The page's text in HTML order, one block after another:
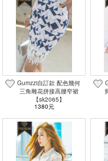
Gumzzi自訂款 配色幾何
三角雕花拼接高腰窄裙
【sk2065】
1380元